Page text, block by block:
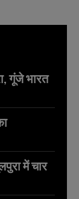
गूंजे भारत
में चार